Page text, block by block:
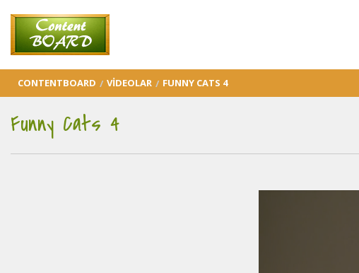
CONTENTBOARD VIDEOLAR FUNNY CATS 4
Funny Cats 4